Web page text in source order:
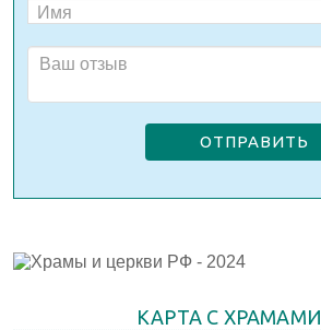
ОТПРАВИТЬ
КАРТА С ХРАМАМИ